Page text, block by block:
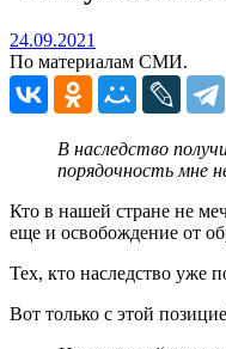
24.09.2021
По материалам СМИ.
В наследство
порядочность мне
Кто в нашей стране не
еще и освобождение от
Тех, кто наследство уже
Вот только с этой